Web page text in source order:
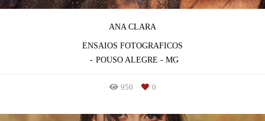
ANA CLARA
ENSAIOS FOTOGRAFICOS
POUSO ALEGRE - MG
950 0